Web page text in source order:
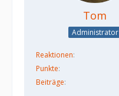
Tom
Administrator
Reaktionen
Punkte
Beiträge